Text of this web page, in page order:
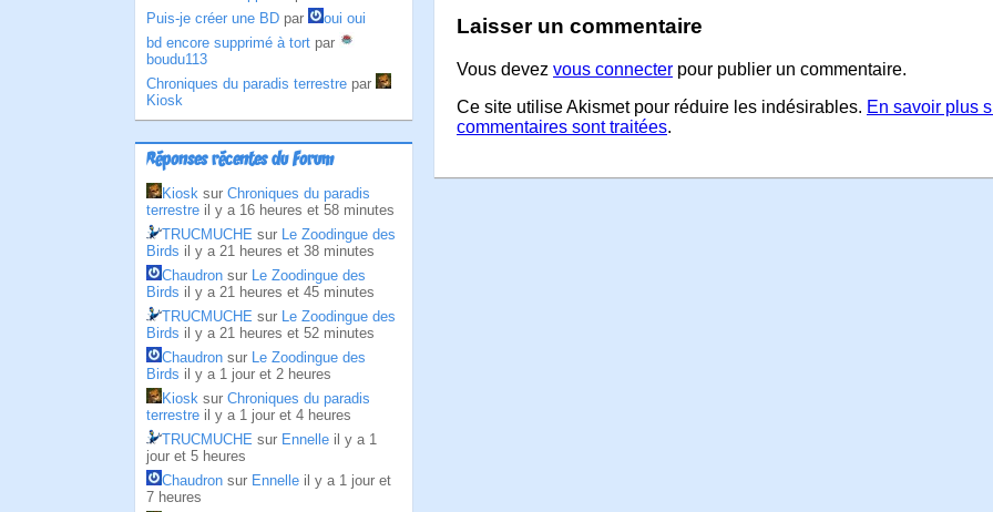
Puis-je créer une BD par
oui oui
bd encore supprimé à tort par
boudu113
Chroniques du paradis terrestre par
Kiosk
Réponses récentes du Forum
Kiosk sur Chroniques du paradis
terrestre il y a 16 heures et 58 minutes
TRUCMUCHE sur Le Zoodingue des
Birds il y a 21 heures et 38 minutes
Chaudron sur Le Zoodingue des
Birds il y a 21 heures et 45 minutes
TRUCMUCHE sur Le Zoodingue des
Birds il y a 21 heures et 52 minutes
Chaudron sur Le Zoodingue des
Birds il y a 1 jour et 2 heures
Kiosk sur Chroniques du paradis
terrestre il y a 1 jour et 4 heures
TRUCMUCHE sur Ennelle il y a 1
jour et 5 heures
Chaudron sur Ennelle il y a 1 jour et
7 heures
Laisser un commentaire
Vous devez vous connecter pour publier un commentaire.
Ce site utilise Akismet pour réduire les indésirables. En savoir plus
commentaires sont traitées.